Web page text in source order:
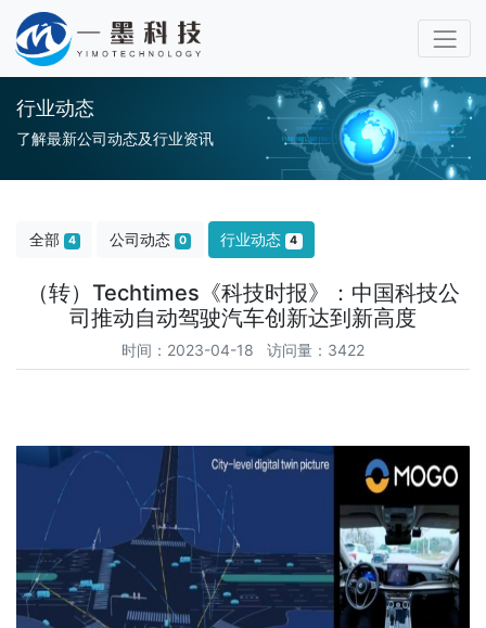
行业动态
了解最新公司动态及行业资讯
全部 4 公司动态 0 行业动态 4
（转）Techtimes《科技时报》：中国科技公
司推动自动驾驶汽车创新达到新高度
时间：2023-04-18 访问量：3422